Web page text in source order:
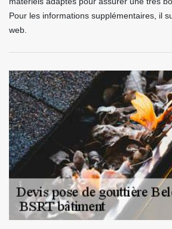
Pour les informations supplémentaires, il
web.